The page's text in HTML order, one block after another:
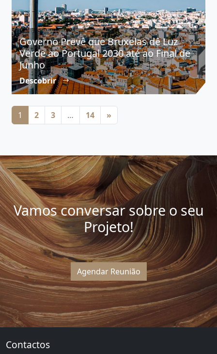
Governo Prevê que Bruxelas dê Luz
Verde ao Portugal 2030 até ao Final de
Junho
Descobrir
Posts navigation
1 2 3 … 14 »
Vamos conversar sobre o seu
Projeto!
Agendar Reunião
Contactos